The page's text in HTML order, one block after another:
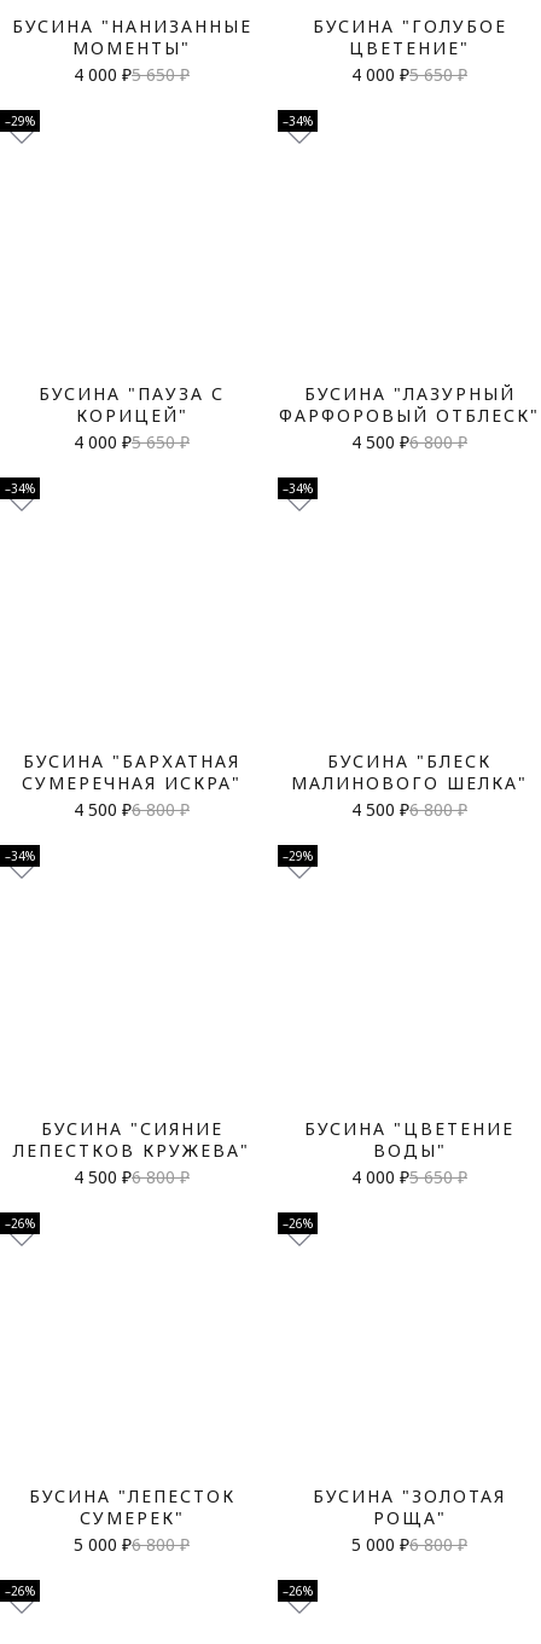
БУСИНА "НАНИЗАННЫЕ
МОМЕНТЫ"
4 000 ₽5 650 ₽
БУСИНА "ГОЛУБОЕ
ЦВЕТЕНИЕ"
4 000 ₽5 650 ₽
–29%
БУСИНА "ПАУЗА С
КОРИЦЕЙ"
4 000 ₽5 650 ₽
–34%
БУСИНА "ЛАЗУРНЫЙ
ФАРФОРОВЫЙ ОТБЛЕСК"
4 500 ₽6 800 ₽
–34%
БУСИНА "БАРХАТНАЯ
СУМЕРЕЧНАЯ ИСКРА"
4 500 ₽6 800 ₽
–34%
БУСИНА "БЛЕСК
МАЛИНОВОГО ШЕЛКА"
4 500 ₽6 800 ₽
–34%
БУСИНА "СИЯНИЕ
ЛЕПЕСТКОВ КРУЖЕВА"
4 500 ₽6 800 ₽
–29%
БУСИНА "ЦВЕТЕНИЕ
ВОДЫ"
4 000 ₽5 650 ₽
–26%
БУСИНА "ЛЕПЕСТОК
СУМЕРЕК"
5 000 ₽6 800 ₽
–26%
БУСИНА "ЗОЛОТАЯ
РОЩА"
5 000 ₽6 800 ₽
–26% –26%